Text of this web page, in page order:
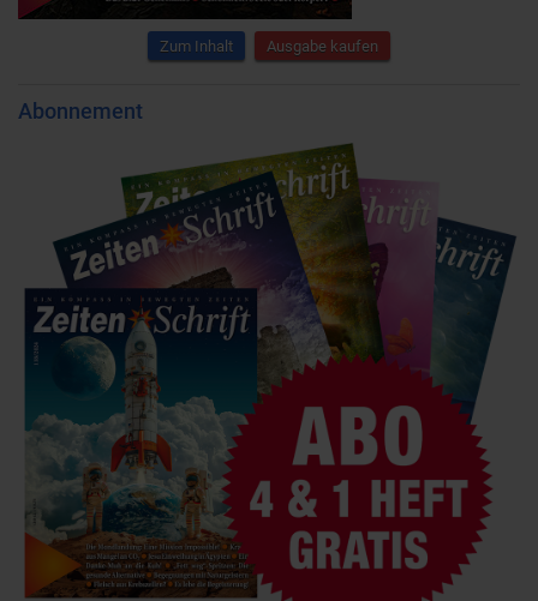
Zum Inhalt Ausgabe kaufen
Abonnement